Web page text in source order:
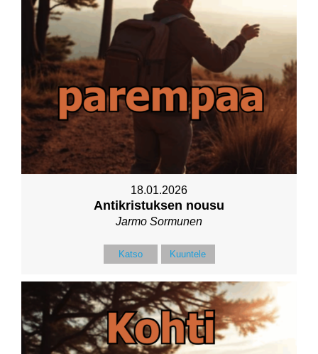
18.01.2026
Antikristuksen nousu
Jarmo Sormunen
Katso Kuuntele